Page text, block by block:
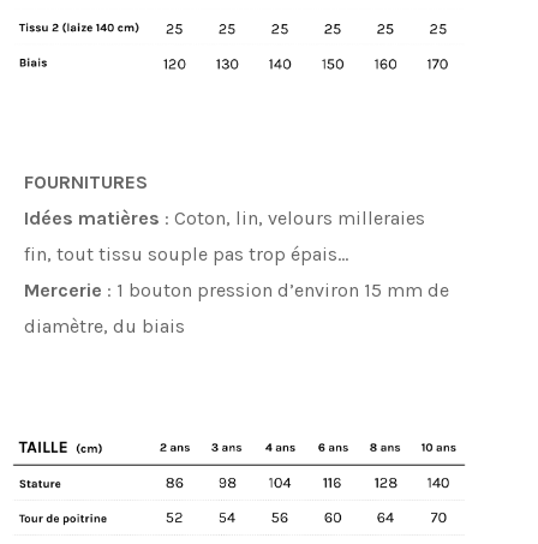
FOURNITURES
Idées matières : Coton, lin, velours milleraies
fin, tout tissu souple pas trop épais…
Mercerie : 1 bouton pression d’environ 15 mm de
diamètre, du biais